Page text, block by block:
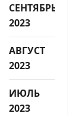
СЕНТЯБРЬ
2023
АВГУСТ
2023
ИЮЛЬ
2023